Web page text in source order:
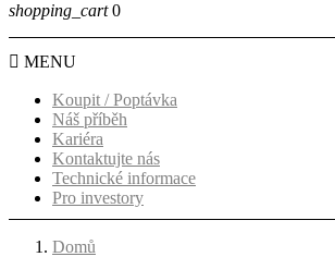
shopping_cart 0
 MENU
Koupit / Poptávka
Náš příběh
Kariéra
Kontaktujte nás
Technické informace
Pro investory
Domů